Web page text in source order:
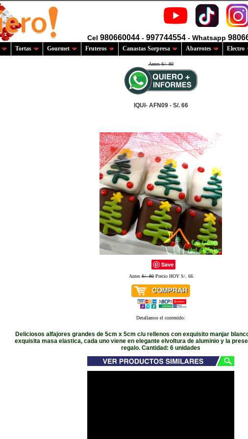
Cel 980660044 - 997744554 - Whatsapp
Tortas Gourmet Fruteros Canastas Sorpresa Abarrotes Electro
Antes S/. 80
IQUI- AFN09 - S/. 66
Save
AntesS/. 80Precio HOY S/. 66
Detallamos el contenido:
Deliciosos alfajores grandes de 5cm x 5cm c/u rellenos con exquisito manjar
exquisita masa elastica, cada uno viene en elegante elvoltura de aluminio y la
regalo. Cantidad: 6 unidades